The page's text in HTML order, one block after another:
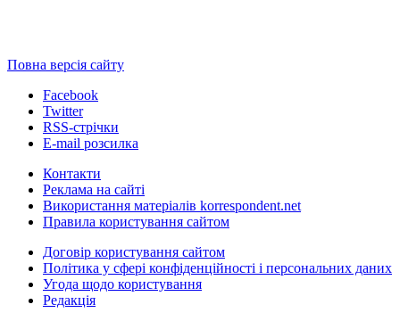
Повна версія сайту
Facebook
Twitter
RSS-стрічки
E-mail розсилка
Контакти
Реклама на сайті
Використання матеріалів korrespondent.net
Правила користування сайтом
Договір користування сайтом
Політика у сфері конфіденційності і персональних даних
Угода щодо користування
Редакція